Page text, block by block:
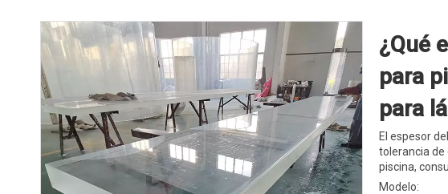
¿Qué
para
para
El espesor
tolerancia de
piscina,
Modelo: